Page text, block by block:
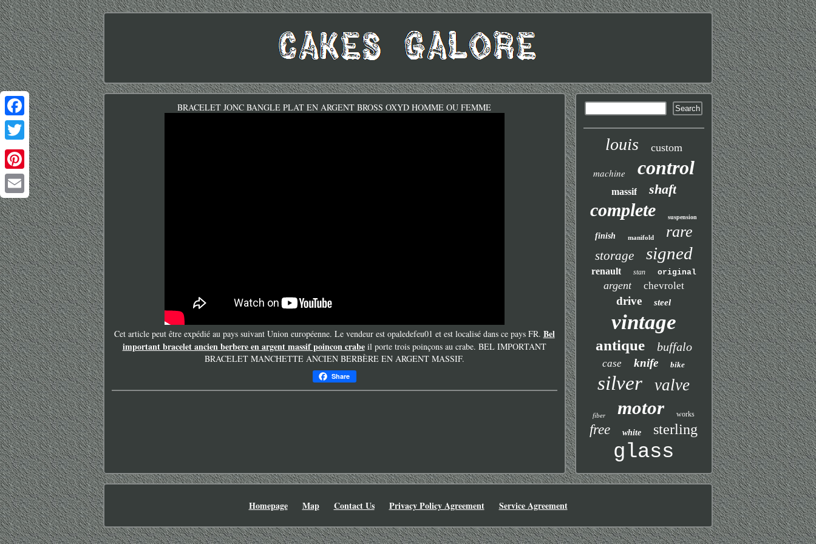
Facebook
Twitter
Pinterest
Email
BRACELET JONC BANGLE PLAT EN ARGENT BROSS OXYD HOMME OU FEMME
Cet article peut être expédié au pays suivant Union européenne. Le vendeur est opaledefeu01 et est localisé dans ce pays FR. Bel
important bracelet ancien berbere en argent massif poincon crabeil porte trois poinçons au crabe. BEL IMPORTANT
BRACELET MANCHETTE ANCIEN BERBÈRE EN ARGENT MASSIF.
Share
louis custom
machine control
massif shaft
complete suspension
finish manifold rare
storage signed
renault stan original
argent chevrolet
drive steel
vintage
antique buffalo
case knife bike
silver valve
fiber motor works
free white sterling
glass
Homepage Map Contact Us Privacy Policy Agreement Service Agreement